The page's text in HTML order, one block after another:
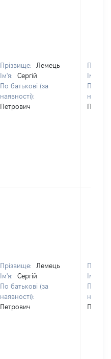
Прізвище:
Лемець
Ім'я:
Сергій
По батькові (за
наявності):
Петрович
Ім'я:
По
Прізвище:
Лемець
Ім'я:
Сергій
По батькові (за
наявності):
Петрович
Ім'я:
По